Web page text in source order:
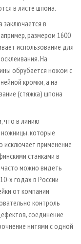
в листе шпона.
заключается в
размером 1600
использование для
На
обрубается ножом с
кромки, а на
(стяжка) шпона
что в линию
ножницы, которые
исключает применение
станками в
можно видеть
х годах в России
от компании
контроль
соединение
нитями с одной